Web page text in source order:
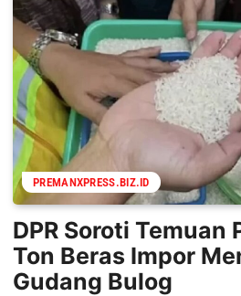
PREMANXPRESS.BIZ.ID
DPR Soroti Temuan
Ton Beras Impor
Gudang Bulog